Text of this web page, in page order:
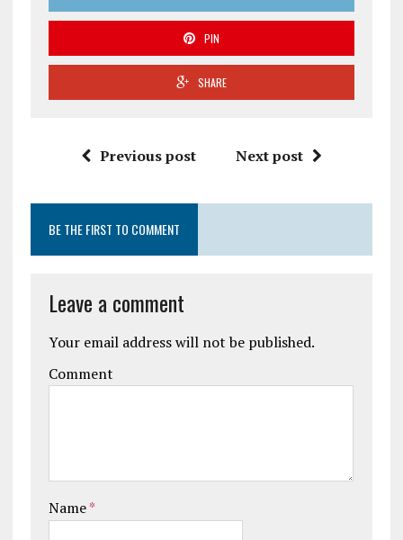
PIN
SHARE
Previous post Next post
BE THE FIRST TO COMMENT
Leave a comment
Your email address will not be published.
Comment
Name*